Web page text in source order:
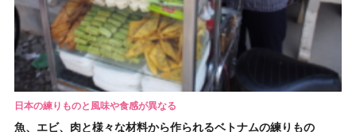
日本の練りものと風味や食感が異なる
魚、エビ、肉と様々な材料から作られるベトナムの練りもの